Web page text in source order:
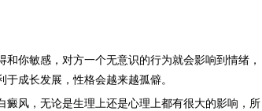
敏感，对方一个无意识的行为就会影响到情绪，
成长发展，性格会越来越孤僻。
风，无论是生理上还是心理上都有很大的影响，所